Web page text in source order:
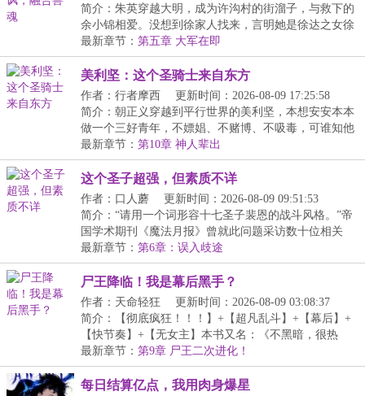
简介：朱英穿越大明，成为许沟村的街溜子，与救下的
余小锦相爱。没想到徐家人找来，言明她是徐达之女徐
妙...
最新章节： 第五章 大军在即
美利坚：这个圣骑士来自东方
作者：行者摩西
更新时间：2026-08-09 17:25:58
简介：朝正义穿越到平行世界的美利坚，本想安安本本
做一个三好青年，不嫖娼、不赌博、不吸毒，可谁知他
脑...
最新章节： 第10章 神人辈出
这个圣子超强，但素质不详
作者：口人蘑
更新时间：2026-08-09 09:51:53
简介：“请用一个词形容十七圣子裴恩的战斗风格。”帝
国学术期刊《魔法月报》曾就此问题采访数十位相关
人...
最新章节： 第6章：误入歧途
尸王降临！我是幕后黑手？
作者：天命轻狂
更新时间：2026-08-09 03:08:37
简介：【彻底疯狂！！！】+【超凡乱斗】+【幕后】+
【快节奏】+【无女主】本书又名：《不黑暗，很热
血》《...
最新章节： 第9章 尸王二次进化！
每日结算亿点，我用肉身爆星